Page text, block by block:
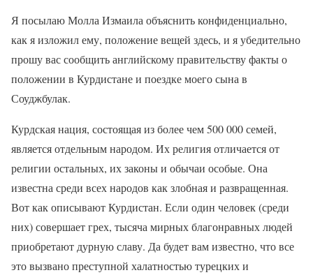
Я посылаю Молла Измаила объяснить конфиденциально,
как я изложил ему, положение вещей здесь, и я убедительно
прошу вас сообщить английскому правительству факты о
положении в Курдистане и поездке моего сына в
Соуджбулак.
Курдская нация, состоящая из более чем 500 000 семей,
является отдельным народом. Их религия отличается от
религии остальных, их законы и обычаи особые. Она
известна среди всех народов как злобная и развращенная.
Вот как описывают Курдистан. Если один человек (среди
них) совершает грех, тысяча мирных благонравных людей
приобретают дурную славу. Да будет вам известно, что все
это вызвано преступной халатностью турецких и